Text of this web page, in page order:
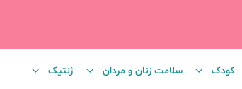
کودک سلامت زنان و مردان ژنتیک